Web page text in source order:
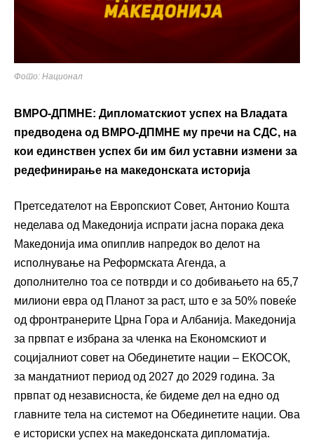
Фото: Национал
ВМРО-ДПМНЕ: Дипломатскиот успех на Владата
предводена од ВМРО-ДПМНЕ му пречи на СДС, на
кои единствен успех би им бил уставни измени за
редефинирање на македонската историја
Претседателот на Европскиот Совет, Антонио Кошта
неделава од Македонија испрати јасна порака дека
Македонија има опиплив напредок во делот на
исполнување на Реформската Агенда, а
дополнително тоа се потврди и со добивањето на 65,7
милиони евра од Планот за раст, што е за 50% повеќе
од фронтранерите Црна Гора и Албанија. Македонија
за првпат е избрана за членка на Економскиот и
социјалниот совет на Обединетите нации – ЕКОСОК,
за мандатниот период од 2027 до 2029 година. За
првпат од независноста, ќе бидеме дел на едно од
главните тела на системот на Обединетите нации. Ова
е историски успех на македонската дипломатија.